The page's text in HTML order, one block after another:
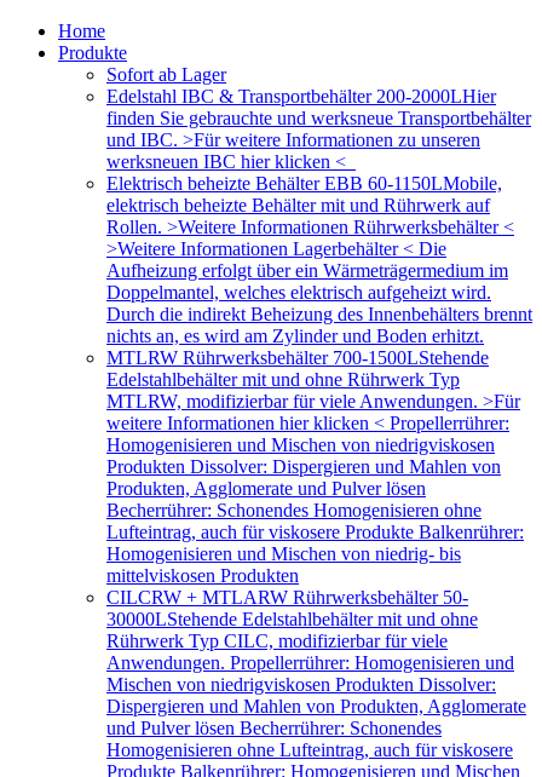
Home
Produkte
Sofort ab Lager
Edelstahl IBC & Transportbehälter 200-2000LHier
finden Sie gebrauchte und werksneue Transportbehälter
und IBC. >Für weitere Informationen zu unseren
werksneuen IBC hier klicken <
Elektrisch beheizte Behälter EBB 60-1150LMobile,
elektrisch beheizte Behälter mit und Rührwerk auf
Rollen. >Weitere Informationen Rührwerksbehälter <
>Weitere Informationen Lagerbehälter < Die
Aufheizung erfolgt über ein Wärmeträgermedium im
Doppelmantel, welches elektrisch aufgeheizt wird.
Durch die indirekt Beheizung des Innenbehälters brennt
nichts an, es wird am Zylinder und Boden erhitzt.
MTLRW Rührwerksbehälter 700-1500LStehende
Edelstahlbehälter mit und ohne Rührwerk Typ
MTLRW, modifizierbar für viele Anwendungen. >Für
weitere Informationen hier klicken < Propellerrührer:
Homogenisieren und Mischen von niedrigviskosen
Produkten Dissolver: Dispergieren und Mahlen von
Produkten, Agglomerate und Pulver lösen
Becherrührer: Schonendes Homogenisieren ohne
Lufteintrag, auch für viskosere Produkte Balkenrührer:
Homogenisieren und Mischen von niedrig- bis
mittelviskosen Produkten
CILCRW + MTLARW Rührwerksbehälter 50-
30000LStehende Edelstahlbehälter mit und ohne
Rührwerk Typ CILC, modifizierbar für viele
Anwendungen. Propellerrührer: Homogenisieren und
Mischen von niedrigviskosen Produkten Dissolver:
Dispergieren und Mahlen von Produkten, Agglomerate
und Pulver lösen Becherrührer: Schonendes
Homogenisieren ohne Lufteintrag, auch für viskosere
Produkte Balkenrührer: Homogenisieren und Mischen